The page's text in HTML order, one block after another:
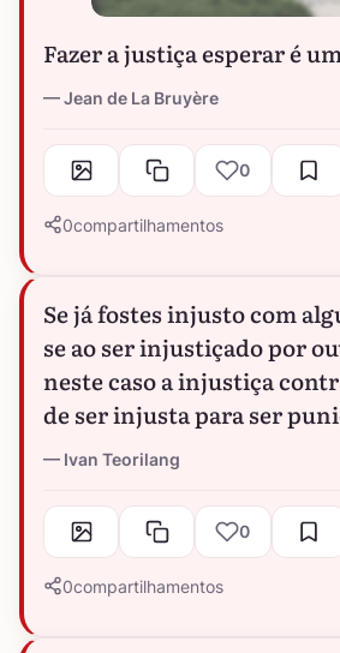
Fazer a justiça esperar é
Jean de La Bruyère
0
0compartilhamentos
Se já fostes injusto com
se ao ser injustiçado por
neste caso a injustiça
de ser injusta para ser
Ivan Teorilang
0
0compartilhamentos